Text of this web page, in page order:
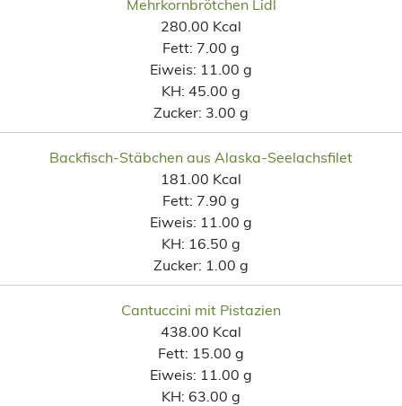
Mehrkornbrötchen Lidl
280.00 Kcal
Fett: 7.00 g
Eiweis: 11.00 g
KH: 45.00 g
Zucker: 3.00 g
Backfisch-Stäbchen aus Alaska-Seelachsfilet
181.00 Kcal
Fett: 7.90 g
Eiweis: 11.00 g
KH: 16.50 g
Zucker: 1.00 g
Cantuccini mit Pistazien
438.00 Kcal
Fett: 15.00 g
Eiweis: 11.00 g
KH: 63.00 g